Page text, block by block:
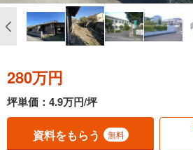
280万円
坪単価：4.9万円/坪
資料をもらう 無料